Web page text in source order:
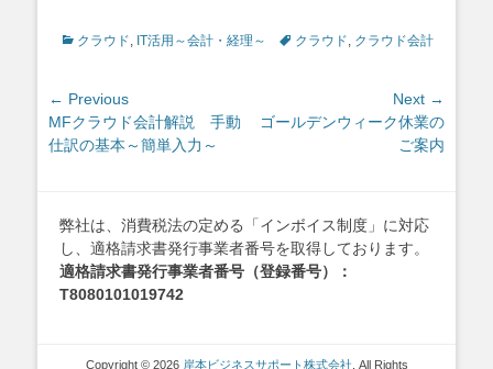
Categories
クラウド, IT活用～会計・経理～ Tagsクラウド, クラウド会計
投
稿
ナ
ー
シ
ョ
← Previous
Previous
post:
MFクラウド会計解説 手動
仕訳の基本～簡単入力～
Next →
Next
ゴールデンウィーク休業の
ご案内
弊社は、消費税法の定める「インボイス制度」に対応
し、適格請求書発行事業者番号を取得しております。
適格請求書発行事業者番号（登録番号）：
T8080101019742
Copyright © 2026 岸本ビジネスサポート株式会社 . All Rights